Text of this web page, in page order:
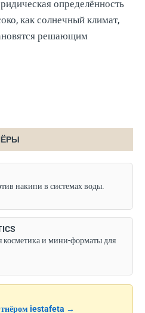
определённость
как солнечный климат,
решающим
накипи в системах воды.
косметика и мини-форматы для
iestafeta →